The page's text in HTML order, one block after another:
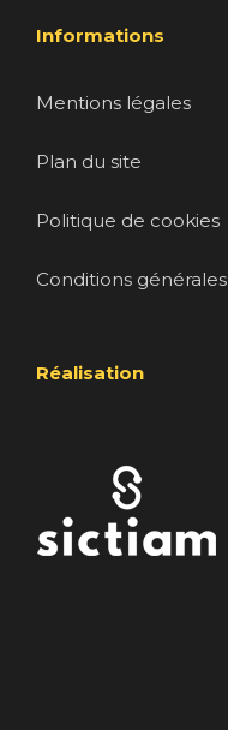
Informations
Mentions légales
Plan du site
Politique de cookies
Conditions générales
Réalisation